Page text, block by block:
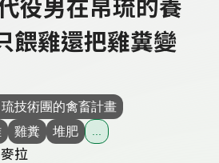
役男在帛琉的養
餵雞還把雞糞變
技術團的禽畜計畫
雞糞 堆肥
拉